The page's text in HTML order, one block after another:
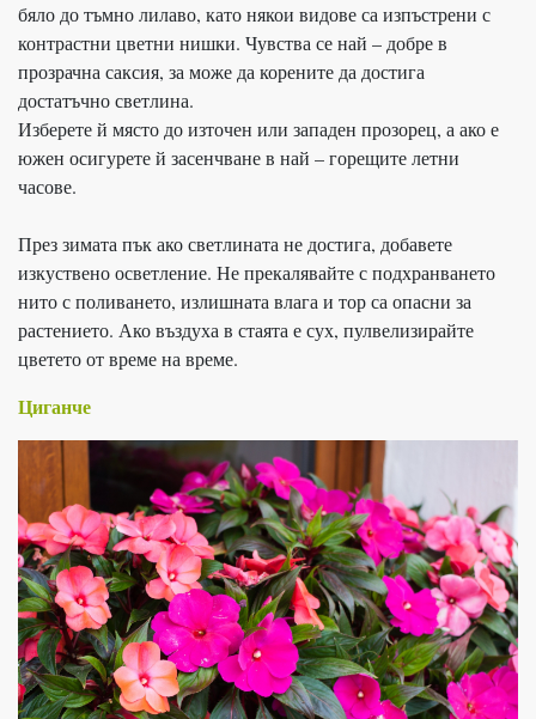
бяло до тъмно лилаво, като някои видове са изпъстрени с
контрастни цветни нишки. Чувства се най – добре в
прозрачна саксия, за може да корените да достига
достатъчно светлина.
Изберете й място до източен или западен прозорец, а ако е
южен осигурете й засенчване в най – горещите летни
часове.
През зимата пък ако светлината не достига, добавете
изкуствено осветление. Не прекалявайте с подхранването
нито с поливането, излишната влага и тор са опасни за
растението. Ако въздуха в стаята е сух, пулвелизирайте
цветето от време на време.
Циганче